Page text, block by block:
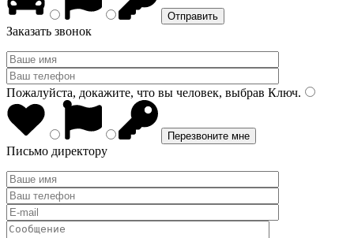
Заказать звонок
Пожалуйста, докажите, что вы человек, выбрав Ключ.
Письмо директору